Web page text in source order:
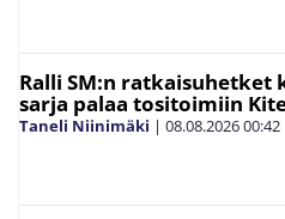
Ralli SM:n ratkaisuhetket
sarja palaa tositoimiin
Taneli Niinimäki | 08.08.202600:42